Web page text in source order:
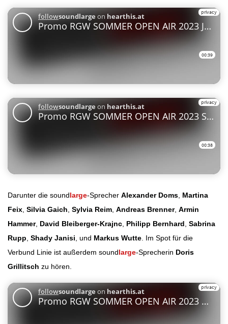
Darunter die soundlarge-Sprecher Alexander Doms Martina
Feix Silvia Gaich Sylvia Reim Andreas Brenner, Armin
Hammer, David Bleiberger-Krajnc Philipp Bernhard Sabrina
Rupp Shady Janisi , und Markus Wutte . Im Spot für die
Verbund Linie ist außerdem soundlarge-Sprecherin Doris
Grillitsch zu hören.